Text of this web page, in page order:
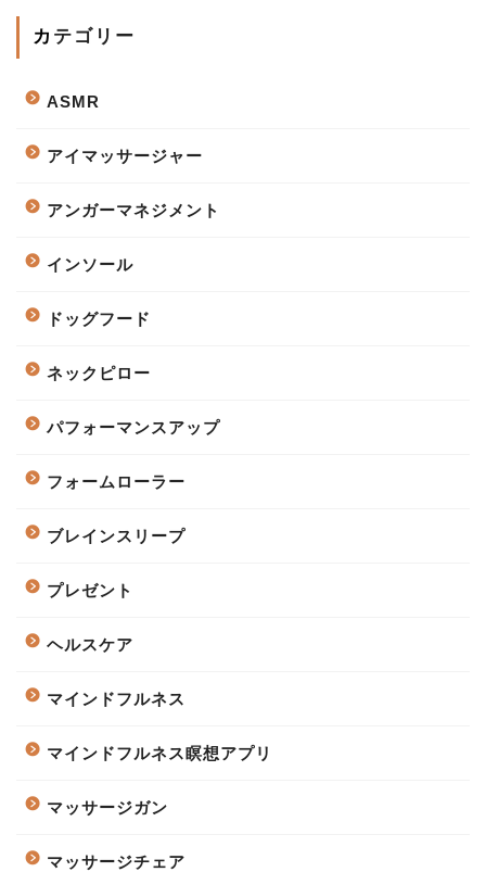
カテゴリー
ASMR
アイマッサージャー
アンガーマネジメント
インソール
ドッグフード
ネックピロー
パフォーマンスアップ
フォームローラー
ブレインスリープ
プレゼント
ヘルスケア
マインドフルネス
マインドフルネス瞑想アプリ
マッサージガン
マッサージチェア